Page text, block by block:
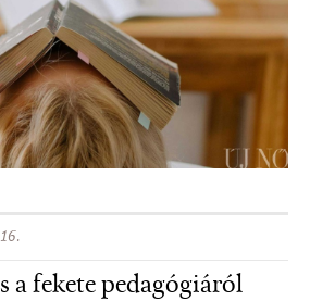
a fekete pedagógiáról